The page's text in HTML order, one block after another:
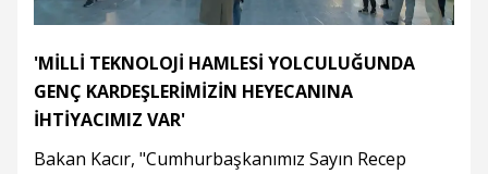
'MİLLİ TEKNOLOJİ HAMLESİ YOLCULUĞUNDA
GENÇ KARDEŞLERİMİZİN HEYECANINA
İHTİYACIMIZ VAR'
Bakan Kacır, "Cumhurbaşkanımız Sayın Recep